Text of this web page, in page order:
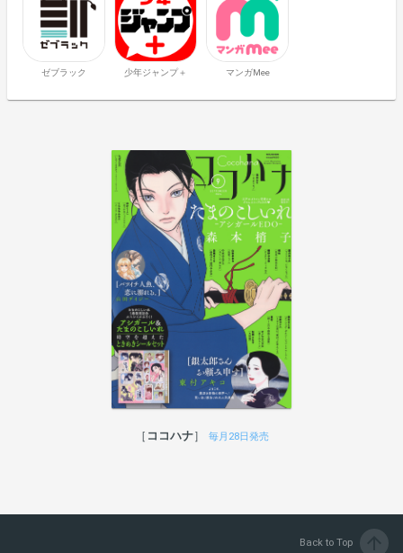
ゼブラック 少年ジャンプ＋ マンガMee
ココハナ 毎月28日発売
Back to Top